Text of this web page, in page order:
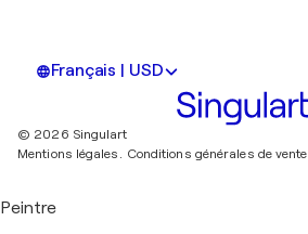
Français | USD
© 2026 Singulart
Mentions légales. Conditions générales de vente
Peintre